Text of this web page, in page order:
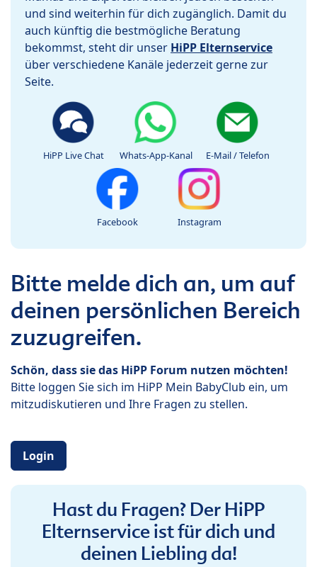
und sind weiterhin für dich zugänglich. Damit du
auch künftig die bestmögliche Beratung
bekommst, steht dir unser HiPP Elternservice
über verschiedene Kanäle jederzeit gerne zur
Seite.
HiPP Live Chat Whats-App-Kanal E-Mail / Telefon
Facebook Instagram
Bitte melde dich an, um auf
deinen persönlichen Bereich
zuzugreifen.
Schön, dass sie das HiPP Forum nutzen möchten!
Bitte loggen Sie sich im HiPP Mein BabyClub ein, um
mitzudiskutieren und Ihre Fragen zu stellen.
Login
Hast du Fragen? Der HiPP
Elternservice ist für dich und
deinen Liebling da!